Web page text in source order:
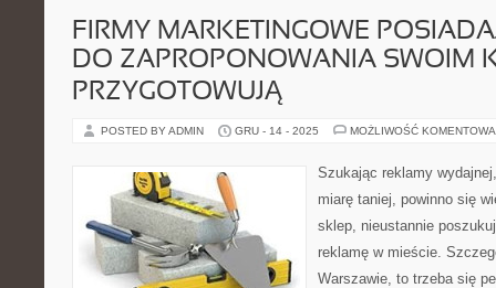
FIRMY MARKETINGOWE
DO ZAPROPONOWANIA SWOIM
PRZYGOTOWUJĄ
POSTED BY ADMIN GRU - 14 - 2025 MOŻLIWOŚĆ
Szukając reklamy
miarę taniej, powinno się
sklep, nieustannie
reklamę w mieście.
Warszawie, to trzeba się